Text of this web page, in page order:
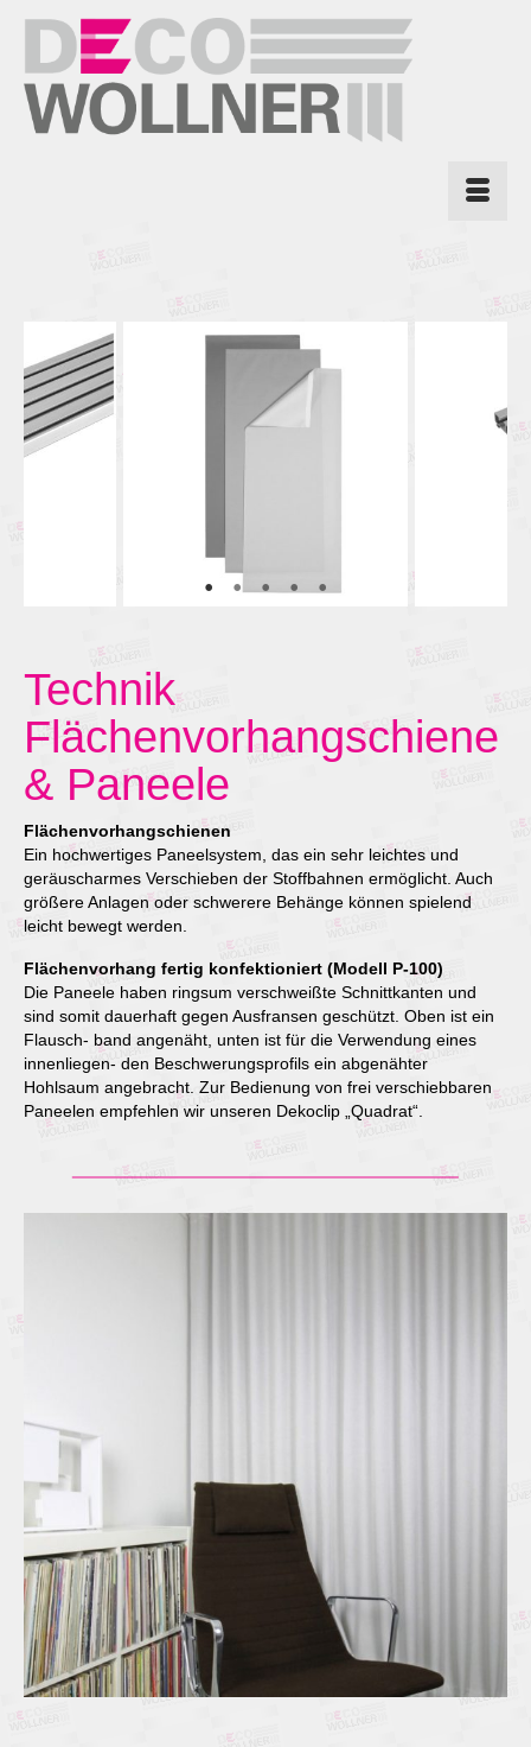
Technik
Flächenvorhangschiene
& Paneele
Flächenvorhangschienen
Ein hochwertiges Paneelsystem, das ein sehr leichtes und
geräuscharmes Verschieben der Stoffbahnen ermöglicht. Auch
größere Anlagen oder schwerere Behänge können spielend
leicht bewegt werden.
Flächenvorhang fertig konfektioniert (Modell P‑100)
Die Paneele haben ringsum verschweißte Schnittkanten und
sind somit dauerhaft gegen Ausfransen geschützt. Oben ist ein
Flausch- band angenäht, unten ist für die Verwendung eines
innenliegen- den Beschwerungsprofils ein abgenähter
Hohlsaum angebracht. Zur Bedienung von frei verschiebbaren
Paneelen empfehlen wir unseren Dekoclip „Quadrat“.